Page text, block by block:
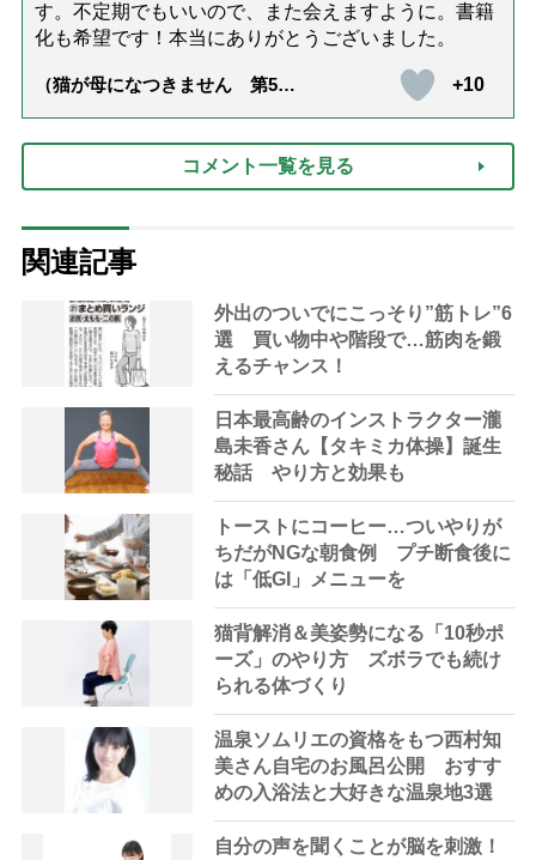
す。不定期でもいいので、また会えますように。書籍
化も希望です！本当にありがとうございました。
（猫が母になつきません 第500
+10
コメント一覧を見る
関連記事
外出のついでにこっそり”筋トレ”6
選 買い物中や階段で…筋肉を鍛
えるチャンス！
日本最高齢のインストラクター瀧
島未香さん【タキミカ体操】誕生
秘話 やり方と効果も
トーストにコーヒー…ついやりが
ちだがNGな朝食例 プチ断食後に
は「低GI」メニューを
猫背解消＆美姿勢になる「10秒ポ
ーズ」のやり方 ズボラでも続け
られる体づくり
温泉ソムリエの資格をもつ西村知
美さん自宅のお風呂公開 おすす
めの入浴法と大好きな温泉地3選
自分の声を聞くことが脳を刺激！